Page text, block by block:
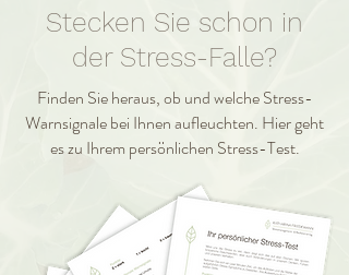
Stecken Sie schon in
der Stress-Falle?
Finden Sie heraus, ob und welche Stress-
Warnsignale bei Ihnen aufleuchten. Hier geht
es zu Ihrem persönlichen Stress-Test.